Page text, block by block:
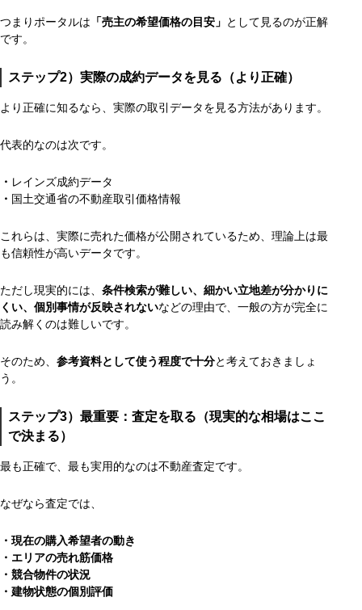
つまりポータルは 「売主の希望価格の目安」 として見るのが正解
です。
ステップ2）実際の成約データを見る（より正確）
より正確に知るなら、実際の取引データを見る方法があります。
代表的なのは次です。
・ レインズ成約データ
・ 国土交通省の不動産取引価格情報
これらは、実際に売れた価格が公開されているため、理論上は最
も信頼性が高いデータです。
ただし現実的には、 条件検索が難しい、細かい立地差が分かりに
くい、個別事情が反映されないなどの理由で、一般の方が完全に
読み解くのは難しいです。
そのため、 参考資料として使う程度で十分と考えておきましょ
う。
ステップ3）最重要：査定を取る（現実的な相場はここ
で決まる）
最も正確で、最も実用的なのは不動産査定です。
なぜなら査定では、
・現在の購入希望者の動き
・ エリアの売れ筋価格
・ 競合物件の状況
・ 建物状態の個別評価